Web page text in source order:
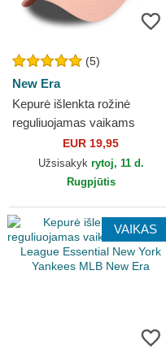
(5)
New Era
Kepurė išlenkta rožinė
reguliuojamas vaikams
9FORTY League Essential
New York Yankees MLB
EUR 19,95
Užsisakyk rytoj, 11 d.
Rugpjūtis
VAIKAS